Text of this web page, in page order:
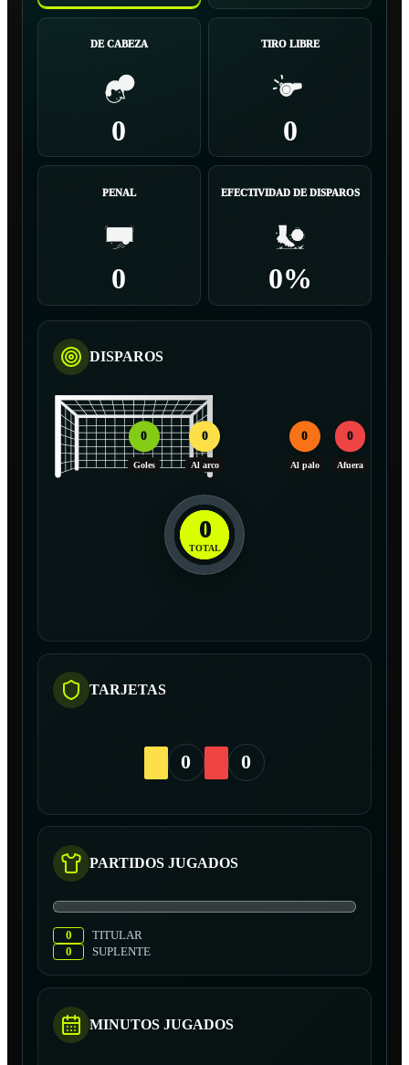
DE CABEZA
0
TIRO LIBRE
0
PENAL
0
EFECTIVIDAD DE DISPAROS
0%
DISPAROS
0
Goles
0
Al arco
0
Al palo
0
Afuera
0
TOTAL
TARJETAS
0 0
PARTIDOS JUGADOS
0
TITULAR
0
SUPLENTE
MINUTOS JUGADOS